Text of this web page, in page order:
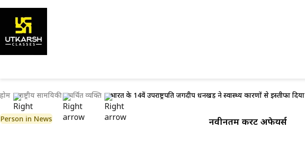
होम राष्ट्रीय सामयिकी चर्चित व्यक्ति भारत के 14वें उपराष्ट्रपति जगदीप धनखड़ ने स्वास्थ्य कारणों से इस्तीफा दिया
Person in News नवीनतम करेंट अफेयर्स